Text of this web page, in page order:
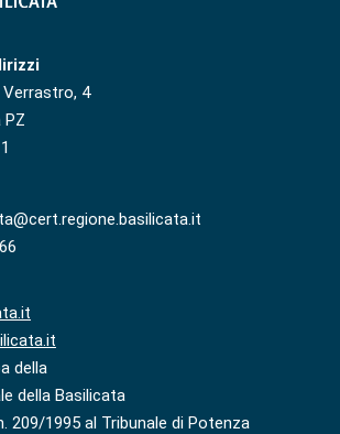
4
PZ
della
della Basilicata
209/1995 al Tribunale di Potenza